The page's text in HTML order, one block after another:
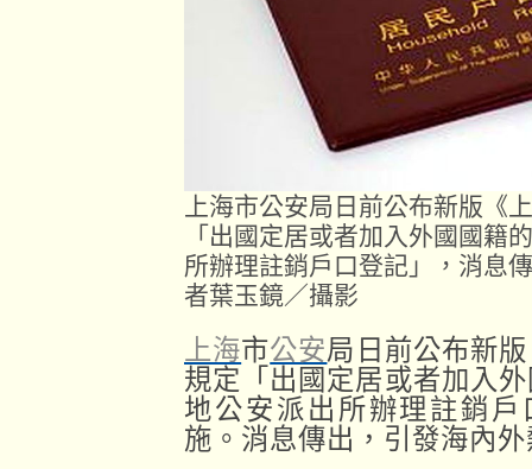
上海市公安局日前公布新版《
「出國定居或者加入外國國籍
所辦理註銷戶口登記」，消息
者葉玉鏡／攝影
上海市公安局日前公布新
規定「出國定居或者加入
地公安派出所辦理註銷
施。消息傳出，引發海內